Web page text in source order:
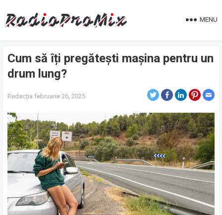
MENU
Cum să îți pregătești mașina pentru un
drum lung?
Redacția februarie 26, 2025